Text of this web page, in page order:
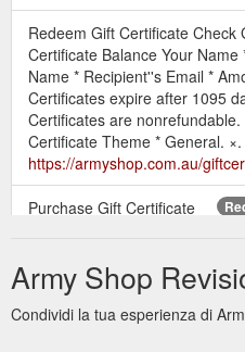
Redeem Gift Certificate Check
Certificate Balance Your
Name * Recipient''s Email *
Certificates expire after 1095
Certificates are
Certificate Theme * General.
https://armyshop.com.au/
Purchase Gift Certificate
Shop, follow the simple steps
certificate code, which is part
emailed to you as an
Army Shop
Condividi la tua esperienza di